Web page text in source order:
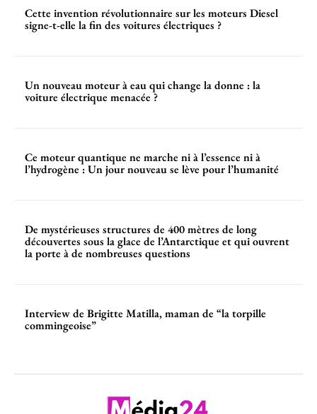
Cette invention révolutionnaire sur les moteurs Diesel
signe-t-elle la fin des voitures électriques ?
Un nouveau moteur à eau qui change la donne : la
voiture électrique menacée ?
Ce moteur quantique ne marche ni à l’essence ni à
l’hydrogène : Un jour nouveau se lève pour l’humanité
De mystérieuses structures de 400 mètres de long
découvertes sous la glace de l’Antarctique et qui ouvrent
la porte à de nombreuses questions
Interview de Brigitte Matilla, maman de “la torpille
commingeoise”